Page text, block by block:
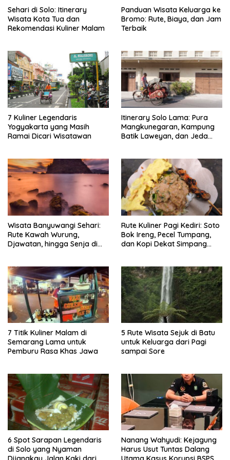
Sehari di Solo: Itinerary
Wisata Kota Tua dan
Rekomendasi Kuliner Malam
Panduan Wisata Keluarga ke
Bromo: Rute, Biaya, dan Jam
Terbaik
7 Kuliner Legendaris
Yogyakarta yang Masih
Ramai Dicari Wisatawan
Itinerary Solo Lama: Pura
Mangkunegaran, Kampung
Batik Laweyan, dan Jeda
Wisata Banyuwangi Sehari:
Rute Kawah Wurung,
Djawatan, hingga Senja di
Rute Kuliner Pagi Kediri: Soto
Bok Ireng, Pecel Tumpang,
dan Kopi Dekat Simpang
7 Titik Kuliner Malam di
Semarang Lama untuk
Pemburu Rasa Khas Jawa
5 Rute Wisata Sejuk di Batu
untuk Keluarga dari Pagi
sampai Sore
6 Spot Sarapan Legendaris
di Solo yang Nyaman
Nanang Wahyudi: Kejagung
Harus Usut Tuntas Dalang